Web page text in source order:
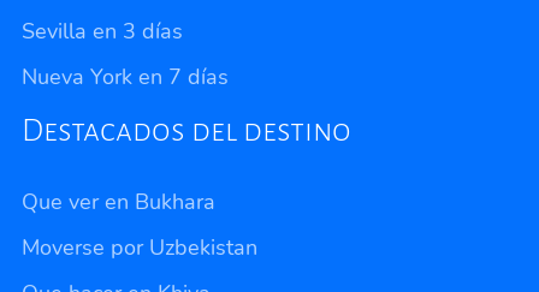
Sevilla en 3 días
Nueva York en 7 días
Destacados del destino
Que ver en Bukhara
Moverse por Uzbekistan